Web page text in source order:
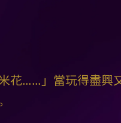
花……」當玩得盡